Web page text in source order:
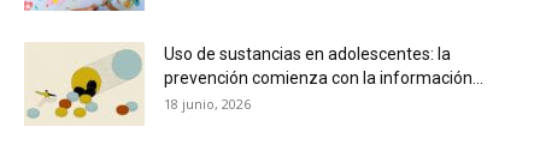
Uso de sustancias en adolescentes: la
prevención comienza con la información...
18 junio, 2026